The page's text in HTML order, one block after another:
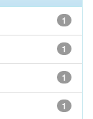
1
1
1
1